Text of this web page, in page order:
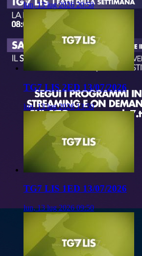
lun, 13 lug 2026 20:50
TG7 LIS 2ED 13/07/2026
lun, 13 lug 2026 13:50
TG7 LIS 1ED 13/07/2026
lun, 13 lug 2026 09:50